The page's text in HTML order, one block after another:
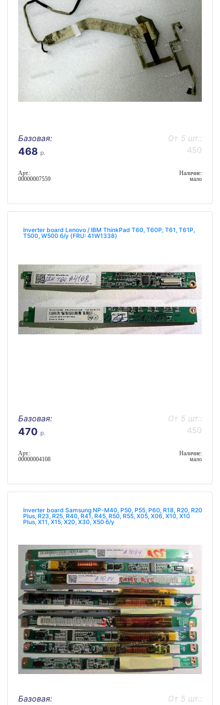
Базовая:
468 р.
От 5 шт.:
450
Арт.:
00000007559
Наличие:
мало
Inverter board Lenovo / IBM ThinkPad T60, T60P, T61, T61P,
T500, W500 б/у (FRU: 41W1338)
Базовая:
470 р.
От 5 шт.:
450
Арт.:
00000004108
Наличие:
мало
Inverter board Samsung NP-M40, P50, P55, P60, R18, R20, R20
Plus, R23, R25, R40, R41, R45, R50, R55, X05, X06, X10, X10
Plus, X11, X15, X20, X30, X50 б/у
Базовая:
От 5 шт.: